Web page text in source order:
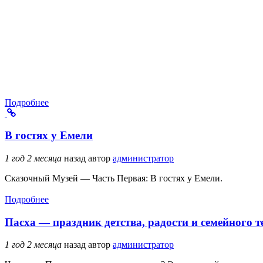
Подробнее
В гостях у Емели
1 год 2 месяца назад автор администратор
Сказочный Музей — Часть Первая: В гостях у Емели.
Подробнее
Пасха — праздник детства, радости и семейного
1 год 2 месяца назад автор администратор